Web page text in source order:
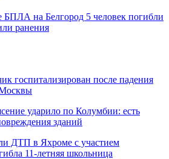
БПЛА на Белгород 5 человек погибли
ранения
госпитализирован после падения
ударило по Колумбии: есть
зданий
ДТП в Яхроме с участием
11-летняя школьница